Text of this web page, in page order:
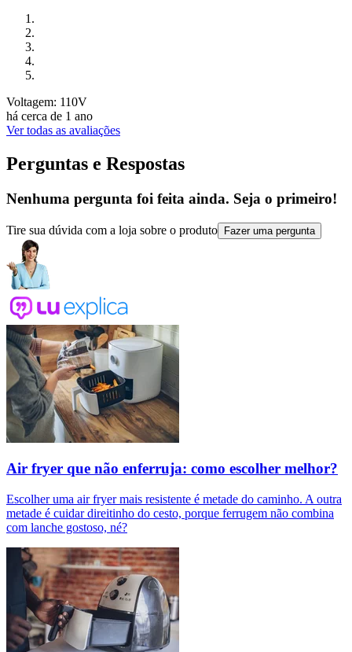
Voltagem: 110V
há cerca de 1 ano
Ver todas as avaliações
Perguntas e Respostas
Nenhuma pergunta foi feita ainda. Seja o primeiro!
Tire sua dúvida com a loja sobre o produto Fazer uma pergunta
Air fryer que não enferruja: como escolher melhor?
Escolher uma air fryer mais resistente é metade do caminho. A outra
metade é cuidar direitinho do cesto, porque ferrugem não combina
com lanche gostoso, né?